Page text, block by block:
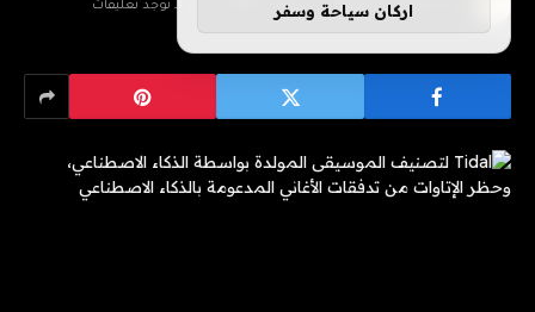
بواسطة فريق هزليات يونيو 29, 2026 لا توجد تعليقات
3 دقائق
اركان سياحة وسفر